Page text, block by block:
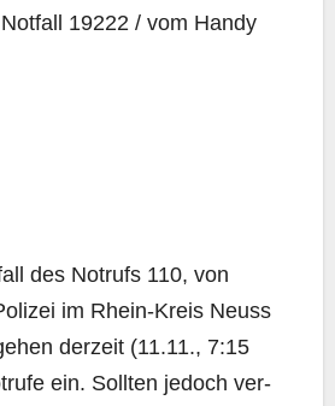
19222 / vom Han­dy
des Not­rufs 110, von
im Rhein-Kreis Neuss
der­zeit (11.11., 7:15
ein. Soll­ten jedoch ver­